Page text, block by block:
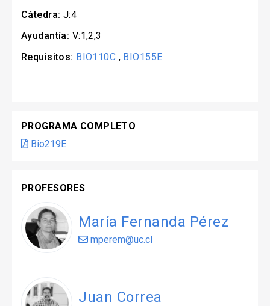
Cátedra: J:4
Ayudantía: V:1,2,3
Requisitos: BIO110C , BIO155E
PROGRAMA COMPLETO
Bio219E
PROFESORES
María Fernanda Pérez
mperem@uc.cl
Juan Correa